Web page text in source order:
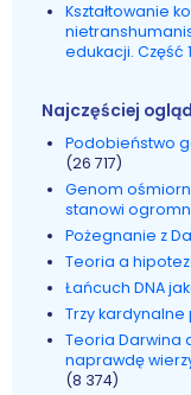
Kształtowanie
edukacji. Część 1
Najczęściej
Podobieństwo
(26 717)
Genom
stanowi
Pożegnanie z
Teoria a
Łańcuch DNA
Trzy
Teoria Darwina
naprawdę
(8 374)